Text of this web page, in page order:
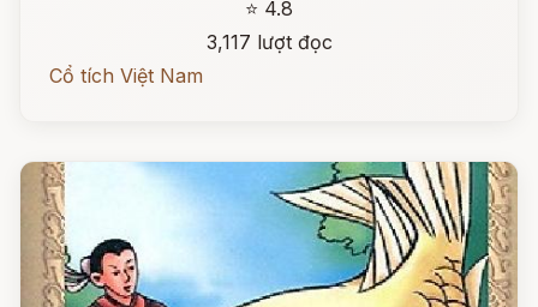
⭐ 4.8
3,117 lượt đọc
Cổ tích Việt Nam